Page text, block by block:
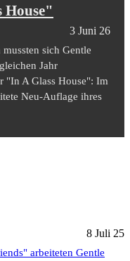
House"
3 Juni 26
sich Gentle
Jahr
"In A Glass House": Im
Neu-Auflage ihres
8 Juli 25
arbeiteten Gentle